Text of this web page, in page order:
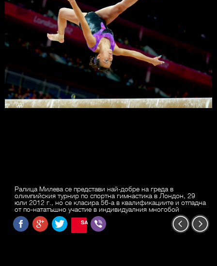
Ралица Милева се представи най-добре на греда в
олимпийския турнир по спортна гимнастика в Лондон, 29
юли 2012 г., но се класира 56-а в квалификациите и отпадна
от по-нататъшно участие в индивидуалния многобой
SAVE